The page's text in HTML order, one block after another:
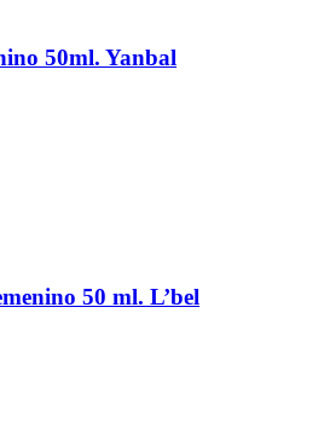
50ml. Yanbal
50 ml. L’bel